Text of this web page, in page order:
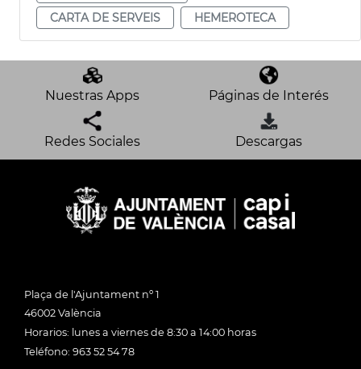
CARTA DE SERVEIS
HEMEROTECA
Nuestras Apps Páginas de Interés
Redes Sociales Descargas
Plaça de l'Ajuntament nº 1
46002 València
Horarios: lunes a viernes de 8:30 a 14:00 horas
Teléfono: 963 52 54 78